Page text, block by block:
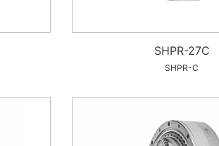
SHPR-27C
SHPR-C